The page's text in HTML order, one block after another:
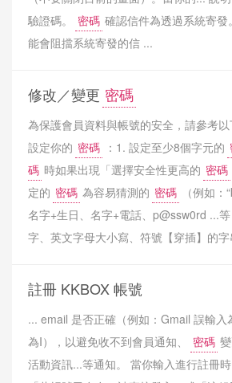
驗證碼。
密碼 確認信件為透過系統寄
能會阻擋系統寄發的信 ...
修改／變更 密碼
為保護會員資料與帳號的安全，請參考
設定你的 密碼 ：1. 設定至少8個字元的
碼 時如果出現「選擇安全性更高的 密碼
定的 密碼 為容易猜測的 密碼
（例如：
名字+生日、名字+電話、p@ssw0rd ...
字、英文字母大小寫、符號【穿插】的
註冊 KKBOX 帳號
... email 是否正確（例如：Gmail 誤輸入
為I），以避免收不到會員通知、
密碼
活動資訊...等通知。 當你輸入進行註冊